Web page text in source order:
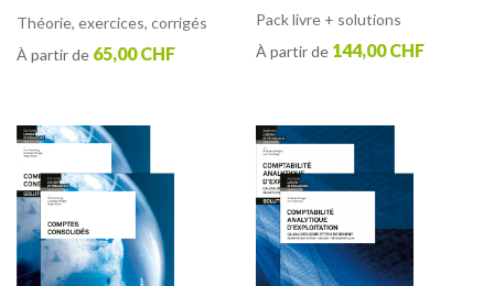
Théorie, exercices, corrigés
À partir de 65,00 CHF
Pack livre + solutions
À partir de 144,00 CHF